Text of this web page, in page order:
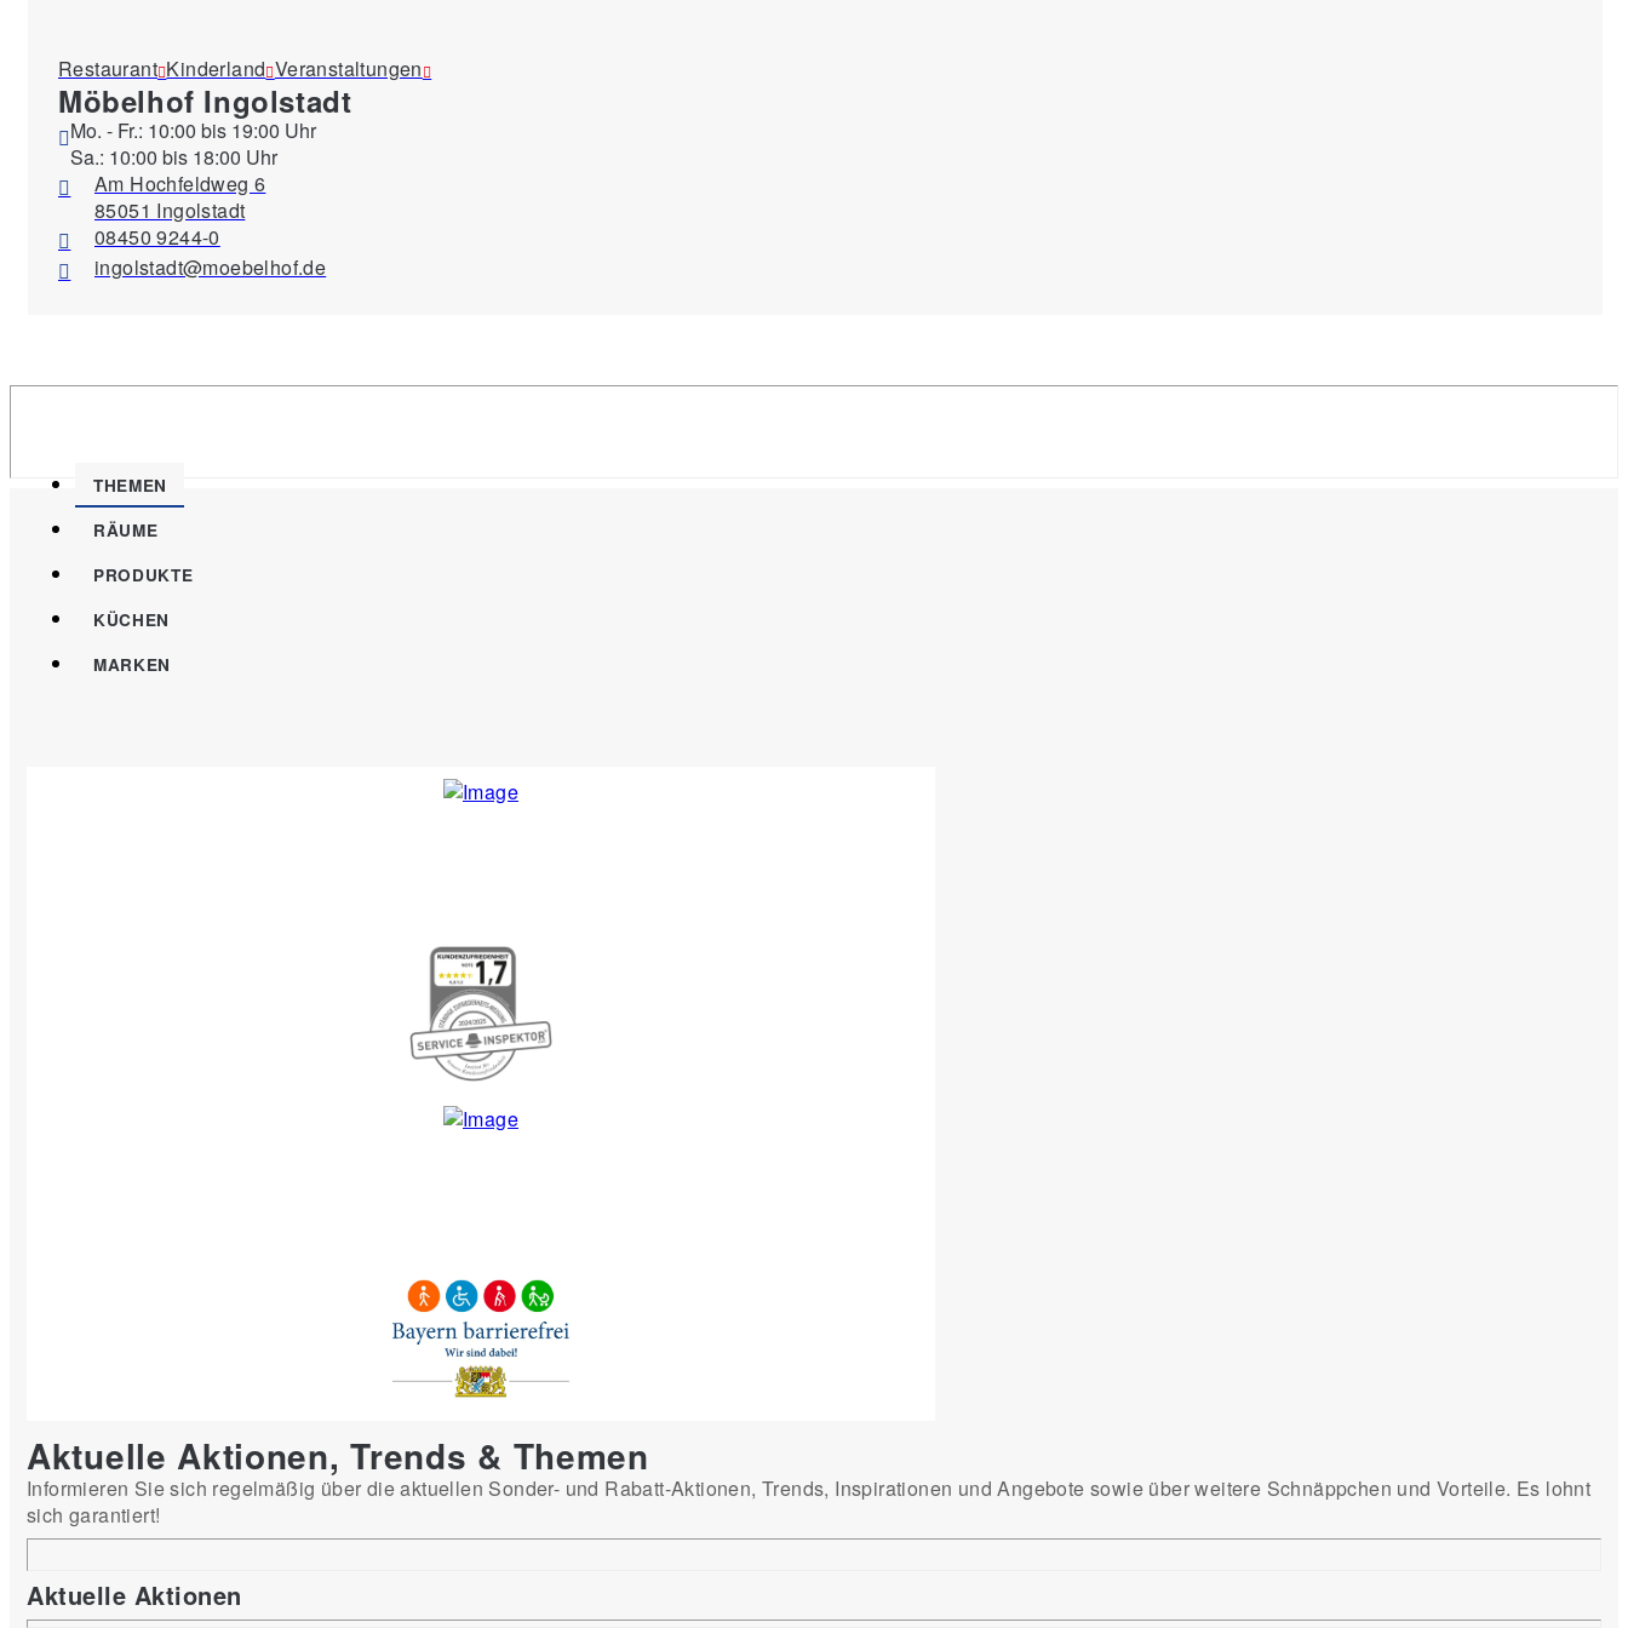
Restaurant Kinderland Veranstaltungen
Möbelhof Ingolstadt
Mo. - Fr.: 10:00 bis 19:00 Uhr
Sa.: 10:00 bis 18:00 Uhr
Am Hochfeldweg 6
85051 Ingolstadt
08450 9244-0
ingolstadt@moebelhof.de
THEMEN
RÄUME
PRODUKTE
KÜCHEN
MARKEN
Aktuelle Aktionen, Trends & Themen
Informieren Sie sich regelmäßig über die aktuellen Sonder- und Rabatt-Aktionen, Trends, Inspirationen und Angebote sowie über weitere Schnäppchen und Vorteile. Es lohnt
sich garantiert!
Aktuelle Aktionen